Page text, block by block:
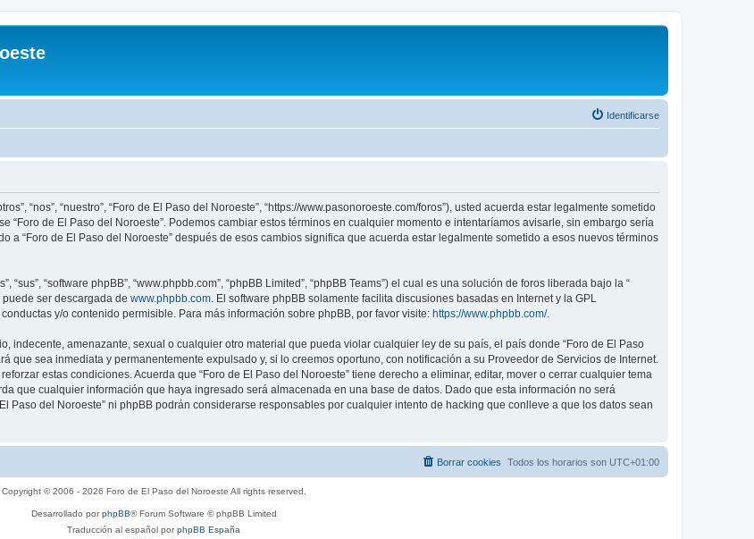
Identificarse
“nos”, “nuestro”, “Foro de El Paso del Noroeste”, “https://www.pasonoroeste.com/foros”), usted acuerda estar legalmente sometido
“Foro de El Paso del Noroeste”. Podemos cambiar estos términos en cualquier momento e intentaríamos avisarle, sin embargo sería
a “Foro de El Paso del Noroeste” después de esos cambios significa que acuerda estar legalmente sometido a esos nuevos términos
“software phpBB”, “www.phpbb.com”, “phpBB Limited”, “phpBB Teams”) el cual es una solución de foros liberada bajo la “
puede ser descargada de www.phpbb.com . El software phpBB solamente facilita discusiones basadas en Internet y la GPL
y/o contenido permisible. Para más información sobre phpBB, por favor visite: https://www.phpbb.com/.
indecente, amenazante, sexual o cualquier otro material que pueda violar cualquier ley de su país, el país donde “Foro de El Paso
que sea inmediata y permanentemente expulsado y, si lo creemos oportuno, con notificación a su Proveedor de Servicios de Internet.
estas condiciones. Acuerda que “Foro de El Paso del Noroeste” tiene derecho a eliminar, editar, mover o cerrar cualquier tema
que cualquier información que haya ingresado será almacenada en una base de datos. Dado que esta información no será
Paso del Noroeste” ni phpBB podrán considerarse responsables por cualquier intento de hacking que conlleve a que los datos sean
Todos los horarios son UTC+01:00
Borrar cookies
Copyright © 2006 - 2026 Foro de El Paso del Noroeste All rights reserved.
Desarrollado porphpBB® Forum Software © phpBB Limited
Traducción al español porphpBB España